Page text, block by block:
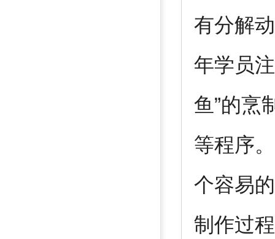
有分解
年学员
鱼”的烹
等程序
个容易
制作过